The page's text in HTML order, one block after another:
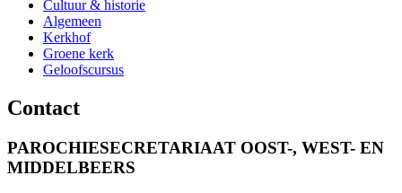
Cultuur & historie
Algemeen
Kerkhof
Groene kerk
Geloofscursus
Contact
PAROCHIESECRETARIAAT OOST-, WEST- EN
MIDDELBEERS